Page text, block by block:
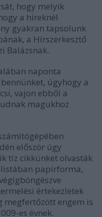
hogy melyik
a híreknél
gyakran tapsolunk
a Hírszerkesztő
Balázsnak.
naponta
úgyhogy a
vajon ebből a
magukhoz
először úgy
tíz cikkünket olvasták
listában papírforma,
értekezletek
megfertőzött engem is
es évnek.